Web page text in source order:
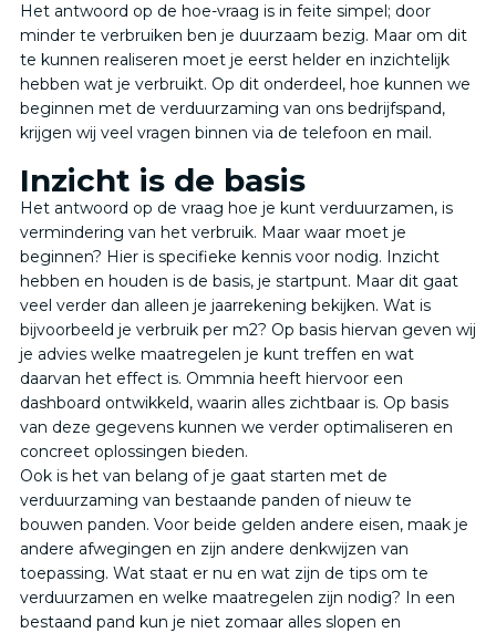
Het antwoord op de hoe-vraag is in feite simpel; door
minder te verbruiken ben je duurzaam bezig. Maar om dit
te kunnen realiseren moet je eerst helder en inzichtelijk
hebben wat je verbruikt. Op dit onderdeel, hoe kunnen we
beginnen met de verduurzaming van ons bedrijfspand,
krijgen wij veel vragen binnen via de telefoon en mail.
Inzicht is de basis
Het antwoord op de vraag hoe je kunt verduurzamen, is
vermindering van het verbruik. Maar waar moet je
beginnen? Hier is specifieke kennis voor nodig. Inzicht
hebben en houden is de basis, je startpunt. Maar dit gaat
veel verder dan alleen je jaarrekening bekijken. Wat is
bijvoorbeeld je verbruik per m2? Op basis hiervan geven wij
je advies welke maatregelen je kunt treffen en wat
daarvan het effect is. Ommnia heeft hiervoor een
dashboard ontwikkeld, waarin alles zichtbaar is. Op basis
van deze gegevens kunnen we verder optimaliseren en
concreet oplossingen bieden.
Ook is het van belang of je gaat starten met de
verduurzaming van bestaande panden of nieuw te
bouwen panden. Voor beide gelden andere eisen, maak je
andere afwegingen en zijn andere denkwijzen van
toepassing. Wat staat er nu en wat zijn de tips om te
verduurzamen en welke maatregelen zijn nodig? In een
bestaand pand kun je niet zomaar alles slopen en